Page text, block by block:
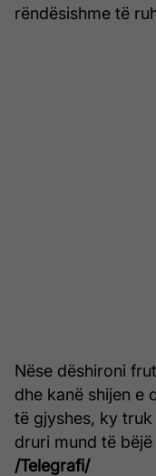
rëndësishme të
Nëse dëshironi
dhe kanë shijen e
të gjyshes, ky
druri mund të
/Telegrafi/